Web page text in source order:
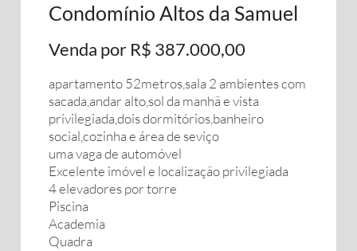
Condomínio Altos da Samuel
Venda por R$ 387.000,00
apartamento 52metros,sala 2 ambientes com
sacada,andar alto,sol da manhã e vista
privilegiada,dois dormitórios,banheiro
social,cozinha e área de seviço
uma vaga de automóvel
Excelente imóvel e localização privilegiada
4 elevadores por torre
Piscina
Academia
Quadra